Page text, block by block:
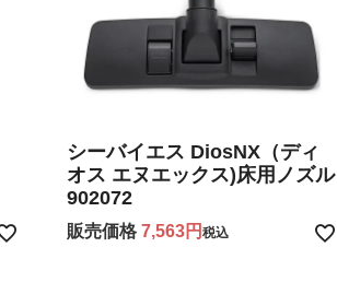
シーバイエス DiosNX（ディ
オス エヌエックス)床用ノズル
902072
販売価格 7,563 税込